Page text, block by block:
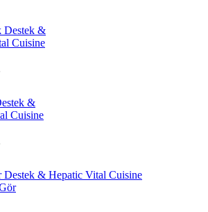
Destek &
Cuisine
&
Cuisine
Destek & Hepatic Vital Cuisine